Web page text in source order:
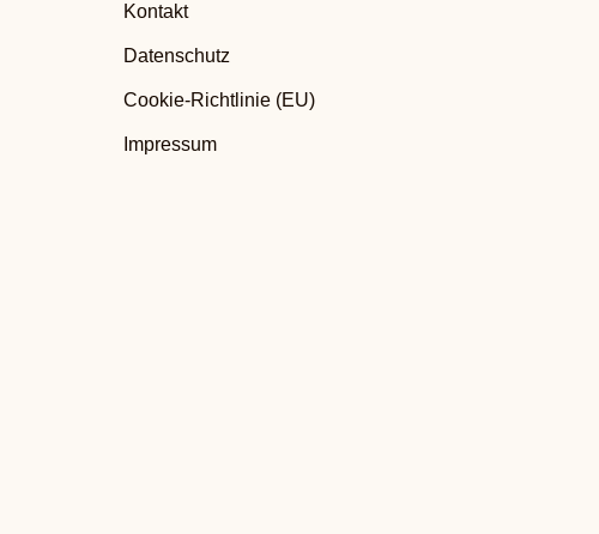
Kontakt
Datenschutz
Cookie-Richtlinie (EU)
Impressum